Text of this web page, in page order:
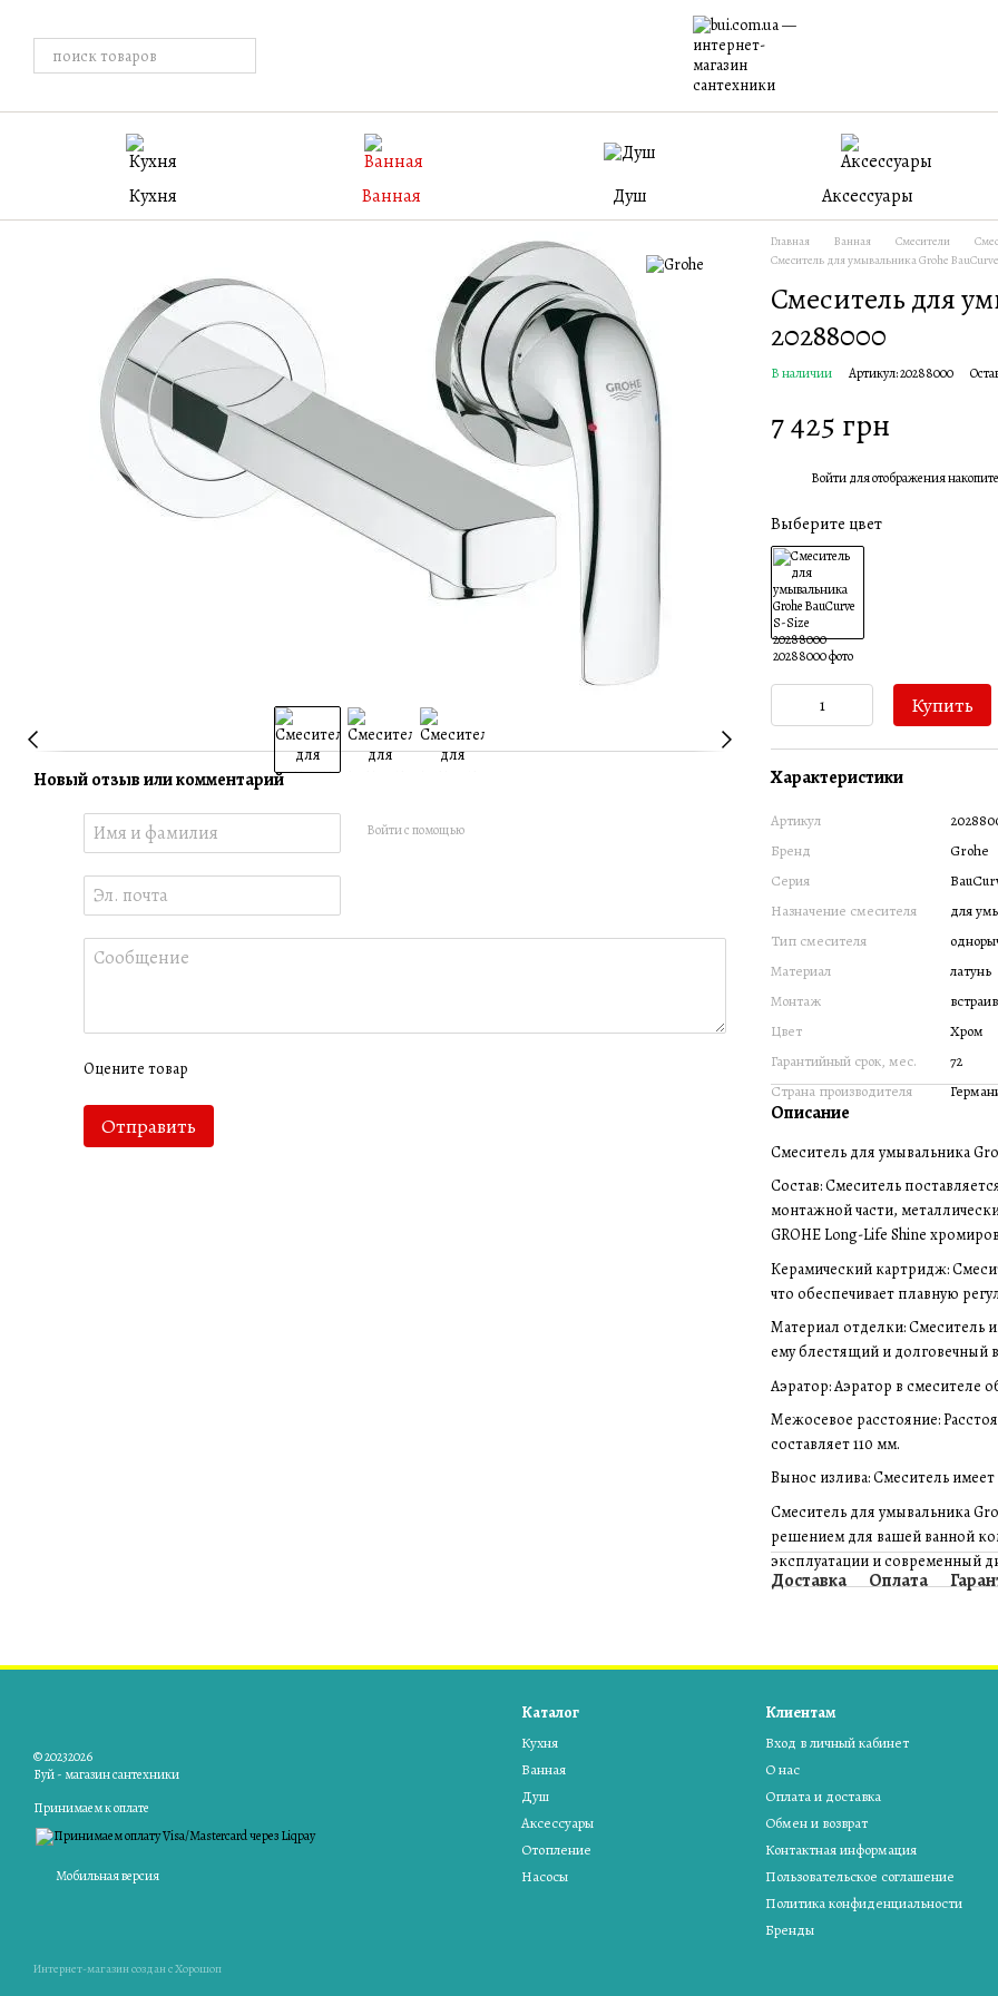
Кухня Ванная Душ Аксессуары
Новый отзыв или комментарий
Войти с помощью
Оцените товар
Отправить
Главная Ванная Смесители
Смеситель для умывальника Grohe
Смеситель для
20288000
В наличии Артикул: 20288000
7 425 грн
Войтидля отображения
Выберите цвет
Купить
Характеристики
Артикул
Бренд
Grohe
Серия
Назначение смесителя
для
Тип смесителя
Материал
латунь
Монтаж
Цвет
Хром
Гарантийный срок, мес.
72
Страна производителя
Описание
Смеситель для умывальника
Состав: Смеситель
монтажной части,
GROHE Long-Life Shine
Керамический картридж:
что обеспечивает плавную
Материал отделки: Смеситель
ему блестящий и долговечный
Аэратор: Аэратор в смесителе
Межосевое расстояние:
составляет 110 мм.
Вынос излива: Смеситель
Смеситель для умывальника
решением для вашей ванной
эксплуатации и современный
Доставка Оплата
© 20232026
Буй - магазин сантехники
Принимаем к оплате
Мобильная версия
Интернет-магазин создан с Хорошоп
Каталог
Кухня
Ванная
Душ
Аксессуары
Отопление
Насосы
Клиентам
Вход в личный кабинет
О нас
Оплата и доставка
Обмен и возврат
Контактная информация
Пользовательское соглашение
Политика конфиденциальности
Бренды